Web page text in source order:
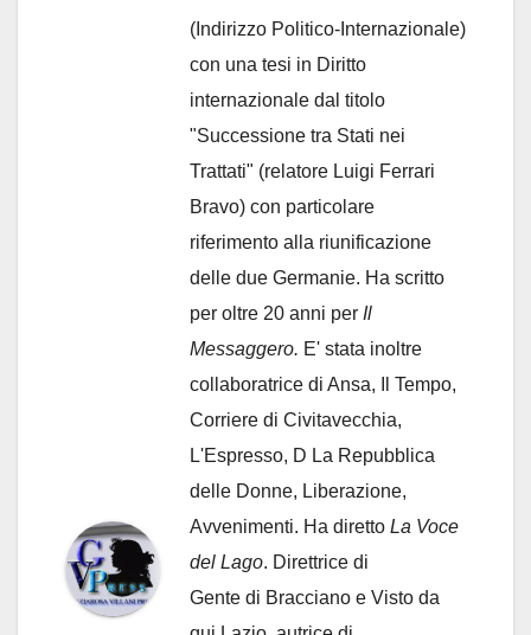
(Indirizzo Politico-Internazionale)
con una tesi in Diritto
internazionale dal titolo
"Successione tra Stati nei
Trattati" (relatore Luigi Ferrari
Bravo) con particolare
riferimento alla riunificazione
delle due Germanie. Ha scritto
per oltre 20 anni per Il
Messaggero. E' stata inoltre
collaboratrice di Ansa, Il Tempo,
Corriere di Civitavecchia,
L'Espresso, D La Repubblica
delle Donne, Liberazione,
Avvenimenti. Ha diretto La Voce
del Lago. Direttrice di
Gente di Bracciano e Visto da